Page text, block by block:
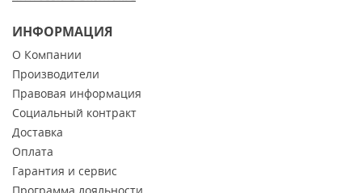
ИНФОРМАЦИЯ
О Компании
Производители
Правовая информация
Социальный контракт
Доставка
Оплата
Гарантия и сервис